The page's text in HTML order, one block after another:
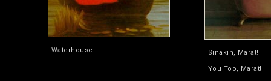
Waterhouse Sinäkin, Marat!
You Too, Marat!